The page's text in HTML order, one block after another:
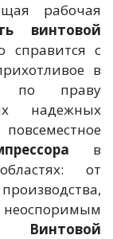
рабочая
винтовой
справится с
в
по праву
надежных
в
от
Винтовой